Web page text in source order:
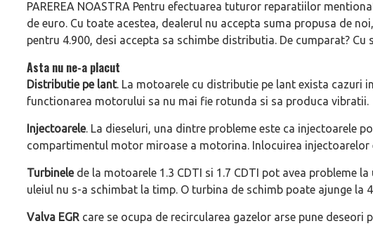
PAREREA NOASTRA Pentru efectuarea tuturor reparatiilor
de euro. Cu toate acestea, dealerul nu accepta suma propusa de
pentru 4.900, desi accepta sa schimbe distributia. De cumparat? Cu
Asta nu ne-a placut
Distributie pe lant. La motoarele cu distributie pe lant exista cazuri
functionarea motorului sa nu mai fie rotunda si sa produca vibratii.
Injectoarele. La dieseluri, una dintre probleme este ca injectoarele
compartimentul motor miroase a motorina. Inlocuirea injectoarelor
Turbinelede la motoarele 1.3 CDTI si 1.7 CDTI pot avea probleme
uleiul nu s-a schimbat la timp. O turbina de schimb poate ajunge la
Valva EGRcare se ocupa de recircularea gazelor arse pune deseori